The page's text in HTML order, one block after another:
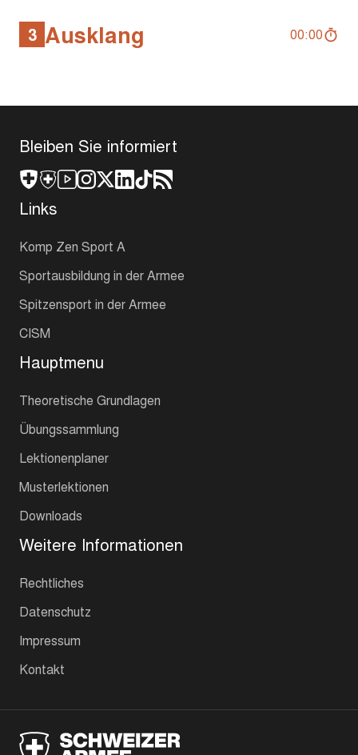
3 Ausklang 00:00
Bleiben Sie informiert
Links
Komp Zen Sport A
Sportausbildung in der Armee
Spitzensport in der Armee
CISM
Hauptmenu
Theoretische Grundlagen
Übungssammlung
Lektionenplaner
Musterlektionen
Downloads
Weitere Informationen
Rechtliches
Datenschutz
Impressum
Kontakt